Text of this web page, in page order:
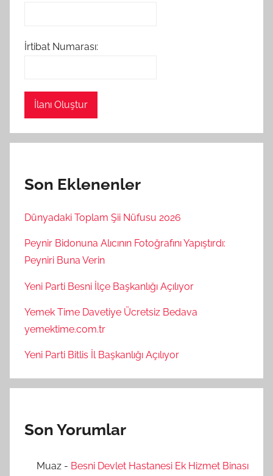
İrtibat Numarası:
İlanı Oluştur
Son Eklenenler
Dünyadaki Toplam Şii Nüfusu 2026
Peynir Bidonuna Alıcının Fotoğrafını Yapıştırdı:
Peyniri Buna Verin
Yeni Parti Besni İlçe Başkanlığı Açılıyor
Yemek Time Davetiye Ücretsiz Bedava
yemektime.com.tr
Yeni Parti Bitlis İl Başkanlığı Açılıyor
Son Yorumlar
Muaz - Besni Devlet Hastanesi Ek Hizmet Binası